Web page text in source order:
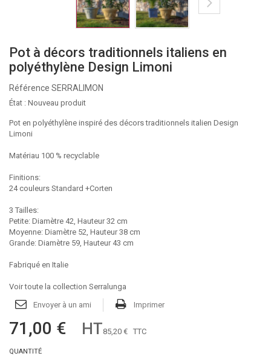
Pot à décors traditionnels italiens en
polyéthylène Design Limoni
Référence SERRALIMON
État : Nouveau produit
Pot en polyéthylène inspiré des décors traditionnels italien Design
Limoni
Matériau 100 % recyclable
Finitions:
24 couleurs Standard +Corten
3 Tailles:
Petite: Diamètre 42, Hauteur 32 cm
Moyenne: Diamètre 52, Hauteur 38 cm
Grande: Diamètre 59, Hauteur 43 cm
Fabriqué en Italie
Voir toute la collection Serralunga
Envoyer à un ami
Imprimer
71,00 € HT85,20 € TTC
QUANTITÉ